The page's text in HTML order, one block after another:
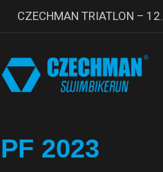
CZECHMAN TRIATLON –
PF 2023